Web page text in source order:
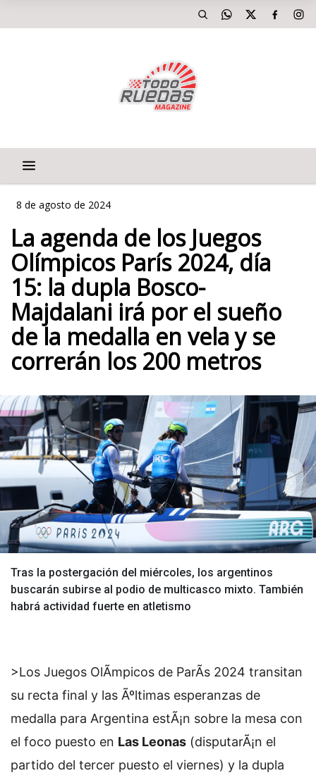
8 de agosto de 2024
La agenda de los Juegos
Olímpicos París 2024, día
15: la dupla Bosco-
Majdalani irá por el sueño
de la medalla en vela y se
correrán los 200 metros
Tras la postergación del miércoles, los argentinos
buscarán subirse al podio de multicasco mixto. También
habrá actividad fuerte en atletismo
>Los Juegos OlÃ­mpicos de ParÃ­s 2024 transitan
su recta final y las Ãºltimas esperanzas de
medalla para Argentina estÃ¡n sobre la mesa con
el foco puesto en Las Leonas (disputarÃ¡n el
partido del tercer puesto el viernes) y la dupla